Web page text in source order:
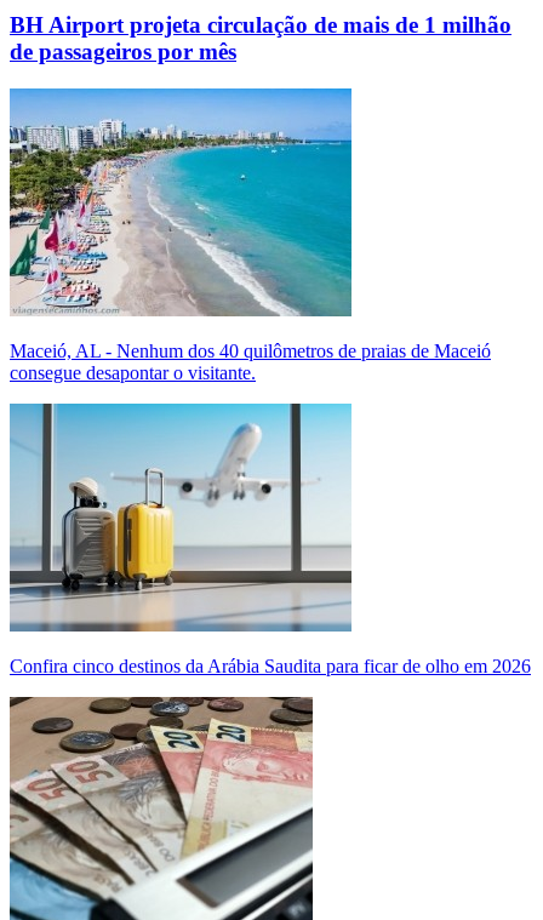
BH Airport projeta circulação de mais de 1 milhão
de passageiros por mês
Maceió, AL - Nenhum dos 40 quilômetros de praias de Maceió
consegue desapontar o visitante.
Confira cinco destinos da Arábia Saudita para ficar de olho em 2026